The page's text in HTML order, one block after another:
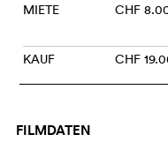
MIETE CHF
KAUF CHF
FILMDATEN